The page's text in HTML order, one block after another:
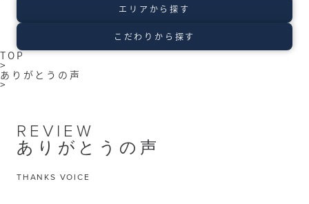
エリアから探す
こだわりから探す
TOP
>
ありがとうの声
>
REVIEW
ありがとうの声
THANKS VOICE